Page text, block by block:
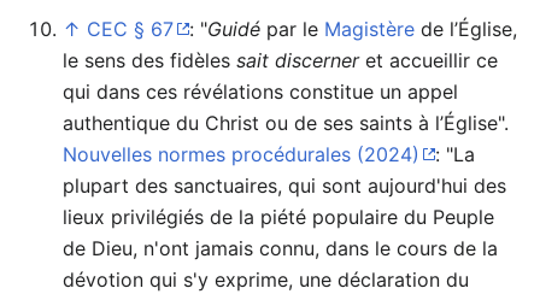
↑ CEC § 67 : "Guidé par le Magistère de l’Église,
le sens des fidèles sait discerneret accueillir ce
qui dans ces révélations constitue un appel
authentique du Christ ou de ses saints à l’Église".
Nouvelles normes procédurales (2024)
: "La
plupart des sanctuaires, qui sont aujourd'hui des
lieux privilégiés de la piété populaire du Peuple
de Dieu, n'ont jamais connu, dans le cours de la
dévotion qui s'y exprime, une déclaration du